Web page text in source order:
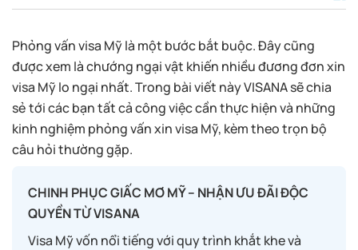
Phỏng vấn visa Mỹ là một bước bắt buộc. Đây cũng
được xem là chướng ngại vật khiến nhiều đương đơn xin
visa Mỹ lo ngại nhất. Trong bài viết này VISANA sẽ chia
sẻ tới các bạn tất cả công việc cần thực hiện và những
kinh nghiệm phỏng vấn xin visa Mỹ, kèm theo trọn bộ
câu hỏi thường gặp.
CHINH PHỤC GIẤC MƠ MỸ – NHẬN ƯU ĐÃI ĐỘC
QUYỀN TỪ VISANA
Visa Mỹ vốn nổi tiếng với quy trình khắt khe và